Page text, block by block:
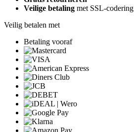
Veilige betaling met SSL-codering
Veilig betalen met
Betaling vooraf